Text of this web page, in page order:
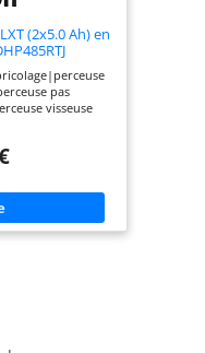
(2x5.0 Ah) en
pas
visseuse